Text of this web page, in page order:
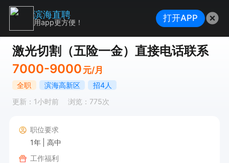
激光切割（五险一金）直接电话联系
7000-9000 元/月
全职 滨海高新区
招4人
更新：1小时前
浏览：775次
职位要求
1年
高中
工作福利
滨海直聘
用app更方便！ 打开APP